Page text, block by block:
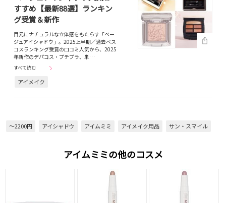
すすめ【最新88選】ランキン
グ受賞＆新作
目元にナチュラルな立体感をもたらす「ベー
ジュアイシャドウ」。2025上半期／過去ベス
コスランキング受賞の口コミ人気から、2025
年新作のデパコス・プチプラ、単…
すべて読む
アイメイク
～2200円 アイシャドウ アイムミミ アイメイク用品 サン・スマイル
アイムミミの他のコスメ